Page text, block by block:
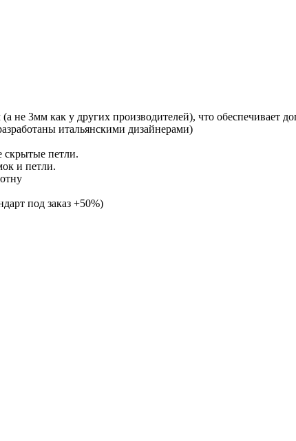
3мм как у других производителей), что обеспечивает
итальянскими дизайнерами)
скрытые петли.
и петли.
под заказ +50%)